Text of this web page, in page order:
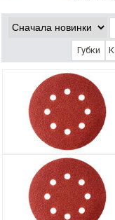
инструментов и
которое создано для
Губки